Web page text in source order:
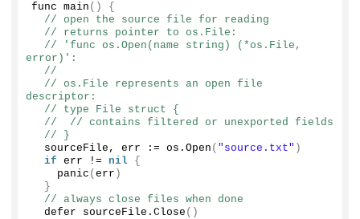
func main ()
{
// open the source file for reading
// returns pointer to os.File:
// 'func os.Open(name string) (*os.File,
error)':
//
// os.File represents an open file
descriptor:
// type File struct {
//  // contains filtered or unexported fields
// }
  sourceFile, err := os.
Open ( "source.txt" )
if err != nil {
panic ( err )
}
// always close files when done
  defer sourceFile.
Close ()